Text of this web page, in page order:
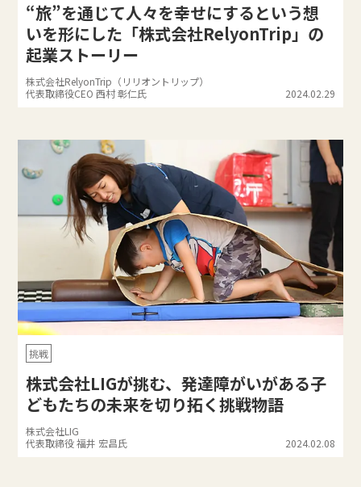
“旅”を通じて人々を幸せにするという想
いを形にした「株式会社RelyonTrip」の
起業ストーリー
株式会社RelyonTrip（リリオントリップ）
代表取締役CEO 西村 彰仁氏
2024.02.29
挑戦
株式会社LIGが挑む、発達障がいがある子
どもたちの未来を切り拓く挑戦物語
株式会社LIG
代表取締役 福井 宏昌氏
2024.02.08